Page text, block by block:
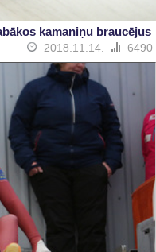
kamaniņu braucējus
2018.11.14. 6490